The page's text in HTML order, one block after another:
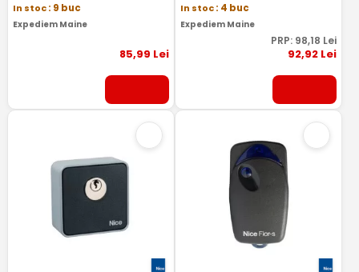
In stoc: 9 buc
Expediem Maine
85,99 Lei
In stoc: 4 buc
Expediem Maine
PRP: 98,18 Lei
92,92 Lei